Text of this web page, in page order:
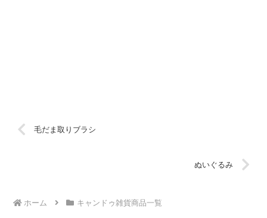
毛だま取りブラシ
ぬいぐるみ
ホーム キャンドゥ雑貨商品一覧